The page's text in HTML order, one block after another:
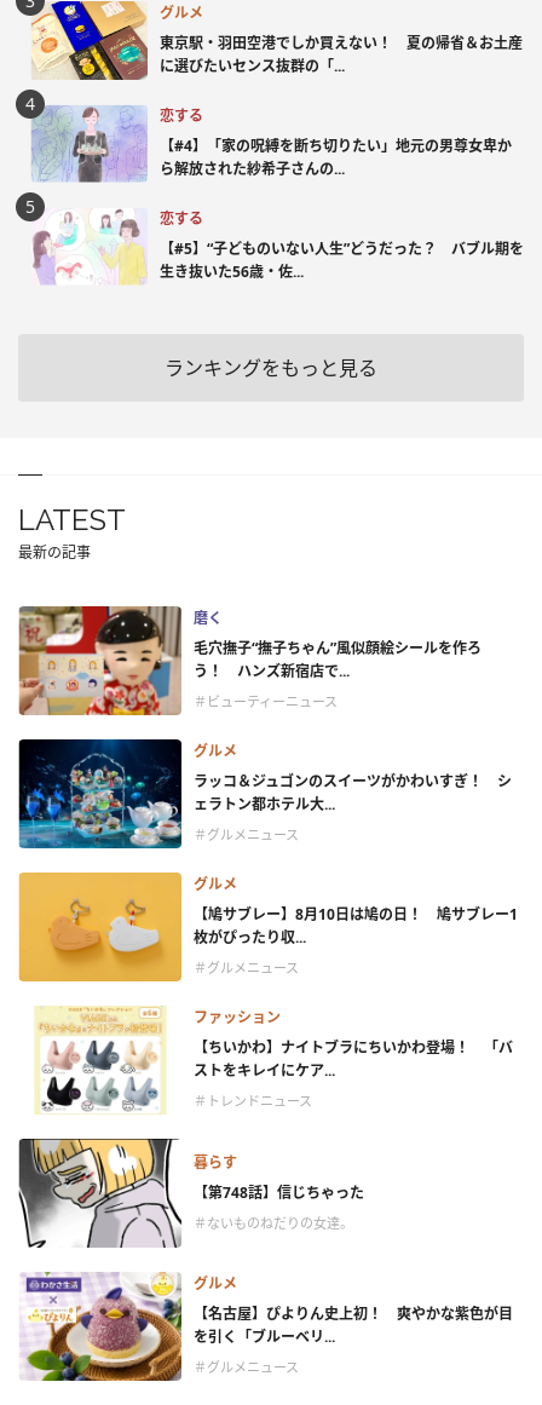
グルメ
東京駅・羽田空港でしか買えない！ 夏の帰省＆お土産
に選びたいセンス抜群の「...
恋する
【#4】「家の呪縛を断ち切りたい」地元の男尊女卑か
ら解放された紗希子さんの...
恋する
【#5】“子どものいない人生”どうだった？ バブル期を
生き抜いた56歳・佐...
ランキングをもっと見る
LATEST
最新の記事
磨く
毛穴撫子“撫子ちゃん”風似顔絵シールを作ろ
う！ ハンズ新宿店で...
＃ビューティーニュース
グルメ
ラッコ＆ジュゴンのスイーツがかわいすぎ！ シ
ェラトン都ホテル大...
＃グルメニュース
グルメ
【鳩サブレー】8月10日は鳩の日！ 鳩サブレー1
枚がぴったり収...
＃グルメニュース
ファッション
【ちいかわ】ナイトブラにちいかわ登場！ 「バ
ストをキレイにケア...
＃トレンドニュース
暮らす
【第748話】信じちゃった
＃ないものねだりの女達。
グルメ
【名古屋】ぴよりん史上初！ 爽やかな紫色が目
を引く「ブルーベリ...
＃グルメニュース